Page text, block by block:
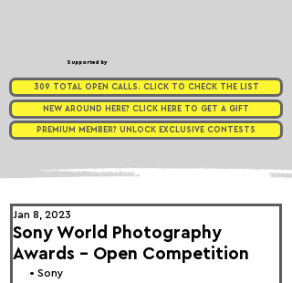
Supported by
309 TOTAL OPEN CALLS. CLICK TO CHECK THE LIST
NEW AROUND HERE? CLICK HERE TO GET A GIFT
PREMIUM MEMBER? UNLOCK EXCLUSIVE CONTESTS
Sony World Photography
Awards - Open Competition
Jan 8, 2023
• Sony